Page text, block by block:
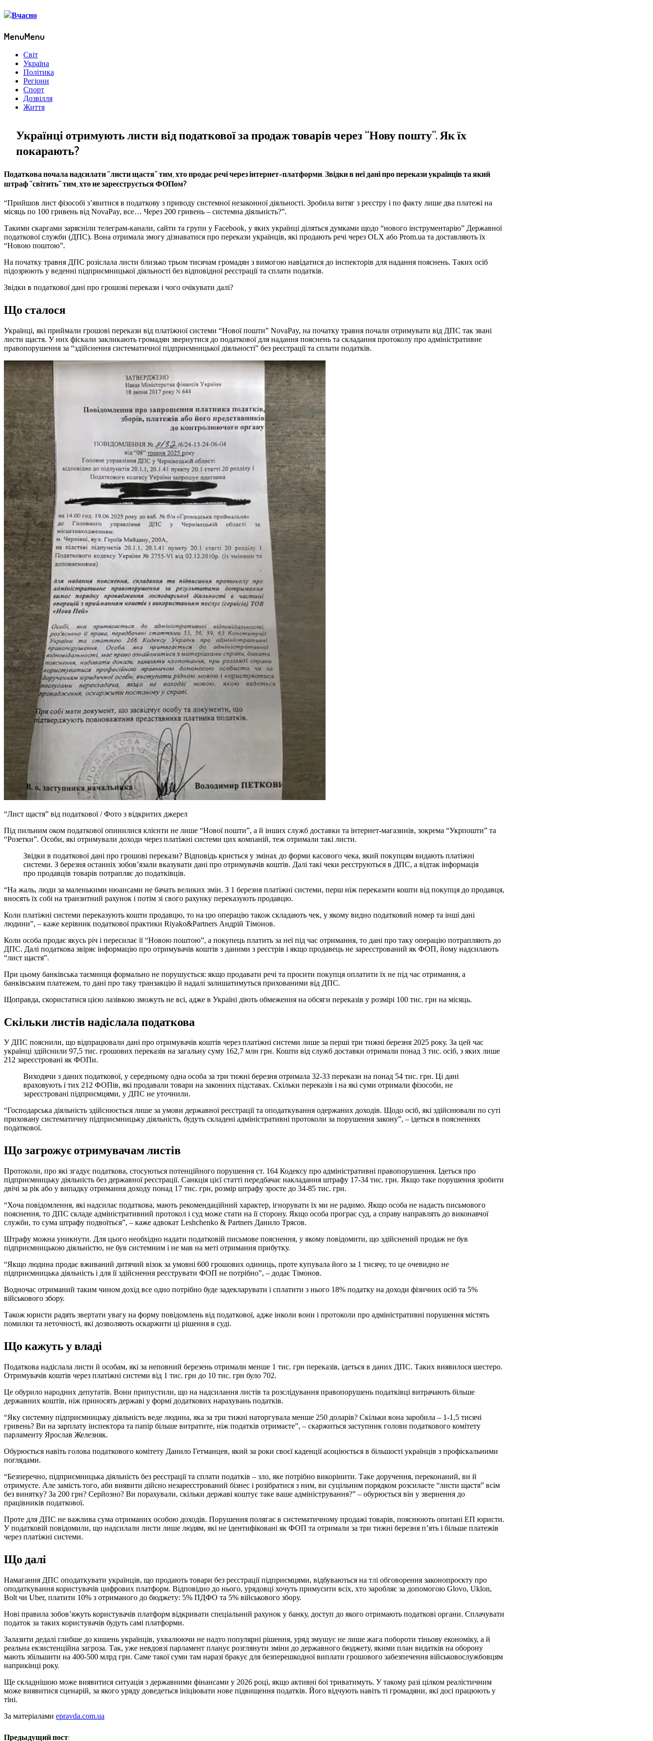
MenuMenu
Світ
Україна
Політика
Регіони
Спорт
Дозвілля
Життя
Українці отримують листи від податкової за продаж товарів через “Нову пошту”. Як їх
покарають?
Податкова почала надсилати “листи щастя” тим, хто продає речі через інтернет-платформи. Звідки в неї дані про перекази українців та який
штраф “світить” тим, хто не зареєструється ФОПом?
“Прийшов лист фізособі з’явитися в податкову з приводу системної незаконної діяльності. Зробила витяг з реєстру і по факту лише два платежі на
місяць по 100 гривень від NovaPay, все… Через 200 гривень – системна діяльність?”.
Такими скаргами зарясніли телеграм-канали, сайти та групи у Facebook, у яких українці діляться думками щодо “нового інструментарію” Державної
податкової служби (ДПС). Вона отримала змогу дізнаватися про перекази українців, які продають речі через OLX або Prom.ua та доставляють їх
“Новою поштою”.
На початку травня ДПС розіслала листи близько трьом тисячам громадян з вимогою навідатися до інспекторів для надання пояснень. Таких осіб
підозрюють у веденні підприємницької діяльності без відповідної реєстрації та сплати податків.
Звідки в податкової дані про грошові перекази і чого очікувати далі?
Що сталося
Українці, які приймали грошові перекази від платіжної системи “Нової пошти” NovaPay, на початку травня почали отримувати від ДПС так звані
листи щастя. У них фіскали закликають громадян звернутися до податкової для надання пояснень та складання протоколу про адміністративне
правопорушення за “здійснення систематичної підприємницької діяльності” без реєстрації та сплати податків.
“Лист щастя” від податкової / Фото з відкритих джерел
Під пильним оком податкової опинилися клієнти не лише “Нової пошти”, а й інших служб доставки та інтернет-магазинів, зокрема “Укрпошти” та
“Розетки”. Особи, які отримували доходи через платіжні системи цих компаній, теж отримали такі листи.
Звідки в податкової дані про грошові перекази? Відповідь криється у змінах до форми касового чека, який покупцям видають платіжні
системи. З березня останніх зобов’язали вказувати дані про отримувачів коштів. Далі такі чеки реєструються в ДПС, а відтак інформація
про продавців товарів потрапляє до податківців.
“На жаль, люди за маленькими нюансами не бачать великих змін. З 1 березня платіжні системи, перш ніж переказати кошти від покупця до продавця,
вносять їх собі на транзитний рахунок і потім зі свого рахунку переказують продавцю.
Коли платіжні системи переказують кошти продавцю, то на цю операцію також складають чек, у якому видно податковий номер та інші дані
людини”, – каже керівник податкової практики Riyako&Partners Андрій Тімонов.
Коли особа продає якусь річ і пересилає її “Новою поштою”, а покупець платить за неї під час отримання, то дані про таку операцію потрапляють до
ДПС. Далі податкова звіряє інформацію про отримувачів коштів з даними з реєстрів і якщо продавець не зареєстрований як ФОП, йому надсилають
“лист щастя”.
При цьому банківська таємниця формально не порушується: якщо продавати речі та просити покупця оплатити їх не під час отримання, а
банківським платежем, то дані про таку транзакцію й надалі залишатимуться прихованими від ДПС.
Щоправда, скористатися цією лазівкою зможуть не всі, адже в Україні діють обмеження на обсяги переказів у розмірі 100 тис. грн на місяць.
Скільки листів надіслала податкова
У ДПС пояснили, що відпрацювали дані про отримувачів коштів через платіжні системи лише за перші три тижні березня 2025 року. За цей час
українці здійснили 97,5 тис. грошових переказів на загальну суму 162,7 млн грн. Кошти від служб доставки отримали понад 3 тис. осіб, з яких лише
212 зареєстровані як ФОПи.
Виходячи з даних податкової, у середньому одна особа за три тижні березня отримала 32-33 перекази на понад 54 тис. грн. Ці дані
враховують і тих 212 ФОПів, які продавали товари на законних підставах. Скільки переказів і на які суми отримали фізособи, не
зареєстровані підприємцями, у ДПС не уточнили.
“Господарська діяльність здійснюється лише за умови державної реєстрації та оподаткування одержаних доходів. Щодо осіб, які здійснювали по суті
приховану систематичну підприємницьку діяльність, будуть складені адміністративні протоколи за порушення закону”, – ідеться в поясненнях
податкової.
Що загрожує отримувачам листів
Протоколи, про які згадує податкова, стосуються потенційного порушення ст. 164 Кодексу про адміністративні правопорушення. Ідеться про
підприємницьку діяльність без державної реєстрації. Санкція цієї статті передбачає накладання штрафу 17-34 тис. грн. Якщо таке порушення зробити
двічі за рік або у випадку отримання доходу понад 17 тис. грн, розмір штрафу зросте до 34-85 тис. грн.
“Хоча повідомлення, які надсилає податкова, мають рекомендаційний характер, ігнорувати їх ми не радимо. Якщо особа не надасть письмового
пояснення, то ДПС складе адміністративний протокол і суд може стати на її сторону. Якщо особа програє суд, а справу направлять до виконавчої
служби, то сума штрафу подвоїться”, – каже адвокат Leshchenko & Partners Данило Трясов.
Штрафу можна уникнути. Для цього необхідно надати податковій письмове пояснення, у якому повідомити, що здійснений продаж не був
підприємницькою діяльністю, не був системним і не мав на меті отримання прибутку.
“Якщо людина продає вживаний дитячий візок за умовні 600 грошових одиниць, проте купувала його за 1 тисячу, то це очевидно не
підприємницька діяльність і для її здійснення реєструвати ФОП не потрібно”, – додає Тімонов.
Водночас отриманий таким чином дохід все одно потрібно буде задекларувати і сплатити з нього 18% податку на доходи фізичних осіб та 5%
військового збору.
Також юристи радять звертати увагу на форму повідомлень від податкової, адже інколи вони і протоколи про адміністративні порушення містять
помилки та неточності, які дозволяють оскаржити ці рішення в суді.
Що кажуть у владі
Податкова надіслала листи й особам, які за неповний березень отримали менше 1 тис. грн переказів, ідеться в даних ДПС. Таких виявилося шестеро.
Отримувачів коштів через платіжні системи від 1 тис. грн до 10 тис. грн було 702.
Це обурило народних депутатів. Вони припустили, що на надсилання листів та розслідування правопорушень податківці витрачають більше
державних коштів, ніж приносять державі у формі додаткових нарахувань податків.
“Яку системну підприємницьку діяльність веде людина, яка за три тижні наторгувала менше 250 доларів? Скільки вона заробила – 1-1,5 тисячі
гривень? Ви на зарплату інспектора та папір більше витратите, ніж податків отримаєте”, – скаржиться заступник голови податкового комітету
парламенту Ярослав Железняк.
Обурюється навіть голова податкового комітету Данило Гетманцев, який за роки своєї каденції асоціюється в більшості українців з профіскальними
поглядами.
“Безперечно, підприємницька діяльність без реєстрації та сплати податків – зло, яке потрібно викорінити. Таке доручення, переконаний, ви й
отримуєте. Але замість того, аби виявити дійсно незареєстрований бізнес і розібратися з ним, ви суцільним порядком розсилаєте “листи щастя” всім
без винятку? За 200 грн? Серйозно? Ви порахували, скільки державі коштує таке ваше адміністрування?” – обурюється він у звернення до
працівників податкової.
Проте для ДПС не важлива сума отриманих особою доходів. Порушення полягає в систематичному продажі товарів, пояснюють опитані ЕП юристи.
У податковій повідомили, що надсилали листи лише людям, які не ідентифіковані як ФОП та отримали за три тижні березня пʼять і більше платежів
через платіжні системи.
Що далі
Намагання ДПС оподаткувати українців, що продають товари без реєстрації підприємцями, відбуваються на тлі обговорення законопроєкту про
оподаткування користувачів цифрових платформ. Відповідно до нього, урядовці хочуть примусити всіх, хто заробляє за допомогою Glovo, Uklon,
Bolt чи Uber, платити 10% з отриманого до бюджету: 5% ПДФО та 5% військового збору.
Нові правила зобов’яжуть користувачів платформ відкривати спеціальний рахунок у банку, доступ до якого отримають податкові органи. Сплачувати
податок за таких користувачів будуть самі платформи.
Залазити дедалі глибше до кишень українців, ухвалюючи не надто популярні рішення, уряд змушує не лише жага побороти тіньову економіку, а й
реальна екзистенційна загроза. Так, уже невдовзі парламент планує розглянути зміни до державного бюджету, якими план видатків на оборону
мають збільшити на 400-500 млрд грн. Саме такої суми там наразі бракує для безперешкодної виплати грошового забезпечення військовослужбовцям
наприкінці року.
Ще складнішою може виявитися ситуація з державними фінансами у 2026 році, якщо активні бої триватимуть. У такому разі цілком реалістичним
може виявитися сценарій, за якого уряду доведеться ініціювати нове підвищення податків. Його відчують навіть ті громадяни, які досі працюють у
тіні.
За матеріалами epravda.com.ua
Предыдущий пост: